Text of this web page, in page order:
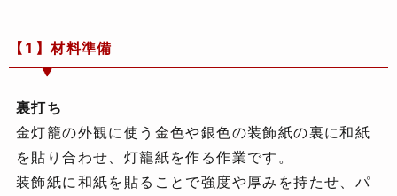
【1】材料準備
裏打ち
金灯籠の外観に使う金色や銀色の装飾紙の裏に和紙
を貼り合わせ、灯籠紙を作る作業です。
装飾紙に和紙を貼ることで強度や厚みを持たせ、パ